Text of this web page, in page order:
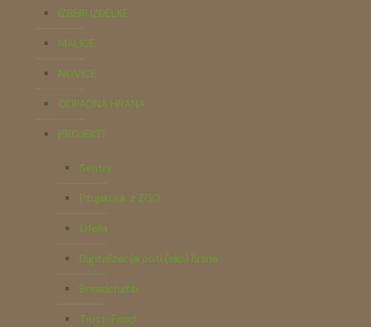
IZBERI IZDELKE
MALICE
NOVICE
ODPADNA HRANA
PROJEKTI
Sentry
Ptujski lük z ZGO
Ofelia
Digitalizacija poti (eko) hrane
Breadcrumb
Trust-Food